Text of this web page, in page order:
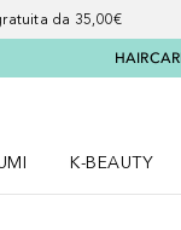
da 35,00€
K-BEAUTY